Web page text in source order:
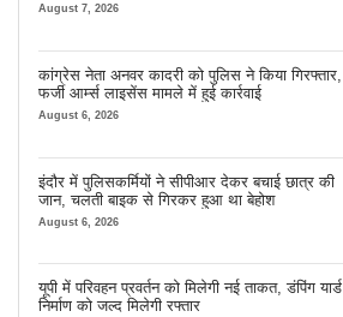
August 7, 2026
कांग्रेस नेता अनवर कादरी को पुलिस ने किया गिरफ्तार,
फर्जी आर्म्स लाइसेंस मामले में हुई कार्रवाई
August 6, 2026
इंदौर में पुलिसकर्मियों ने सीपीआर देकर बचाई छात्र की
जान, चलती बाइक से गिरकर हुआ था बेहोश
August 6, 2026
यूपी में परिवहन प्रवर्तन को मिलेगी नई ताकत, डंपिंग यार्ड
निर्माण को जल्द मिलेगी रफ्तार